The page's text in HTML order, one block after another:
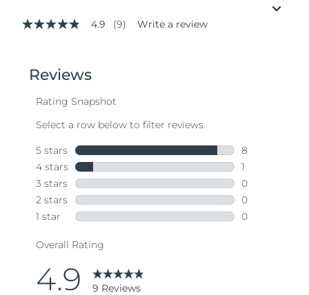
4.9
stars,
average
value.
Same
page
link.
4.9 (9) Write a review